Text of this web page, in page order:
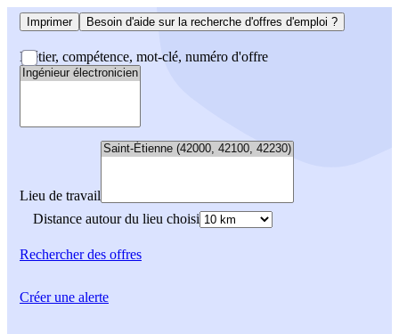
Imprimer Besoin d'aide sur la recherche d'offres d'emploi ?
Métier, compétence, mot-clé, numéro d'offre
Lieu de travail
Distance autour du lieu choisi
Rechercherdes offres
Créer une alerte